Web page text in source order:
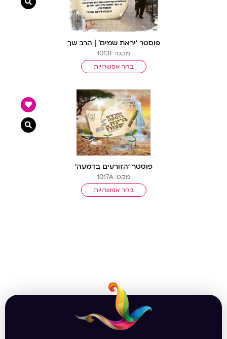
פוסטר ‘יראת שמים’ | הרב שך
מקט: 1013F
בחר אפשרויות
פוסטר ‘הזורעים בדמעה’
מקט: 1017A
בחר אפשרויות
צפייה